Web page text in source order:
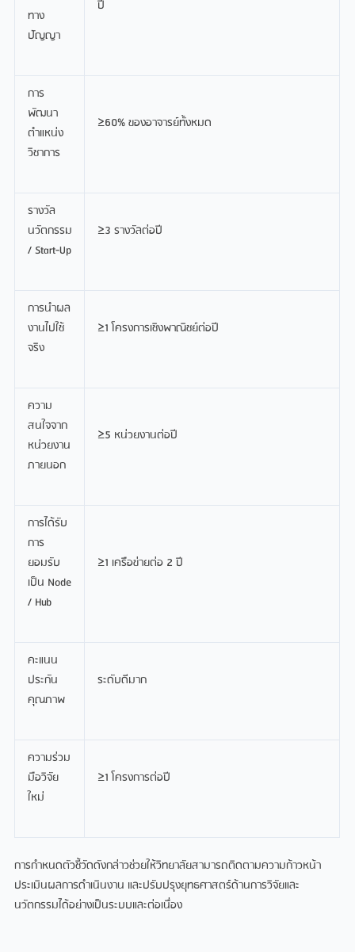
ทาง
ปัญญา
ปี
การ
พัฒนา
ตำแหน่ง
วิชาการ
≥60% ของอาจารย์ทั้งหมด
รางวัล
นวัตกรรม
/ Start-Up
≥3 รางวัลต่อปี
การนำผล
งานไปใช้
จริง
≥1 โครงการเชิงพาณิชย์ต่อปี
ความ
สนใจจาก
หน่วยงาน
ภายนอก
≥5 หน่วยงานต่อปี
การได้รับ
การ
ยอมรับ
เป็น Node
/ Hub
≥1 เครือข่ายต่อ 2 ปี
คะแนน
ประกัน
คุณภาพ
ระดับดีมาก
ความร่วม
มือวิจัย
ใหม่
≥1 โครงการต่อปี
การกำหนดตัวชี้วัดดังกล่าวช่วยให้วิทยาลัยสามารถติดตามความก้าวหน้า
ประเมินผลการดำเนินงาน และปรับปรุงยุทธศาสตร์ด้านการวิจัยและ
นวัตกรรมได้อย่างเป็นระบบและต่อเนื่อง